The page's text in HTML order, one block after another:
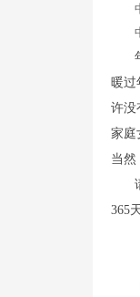
暖过
许没
家庭
当然
365